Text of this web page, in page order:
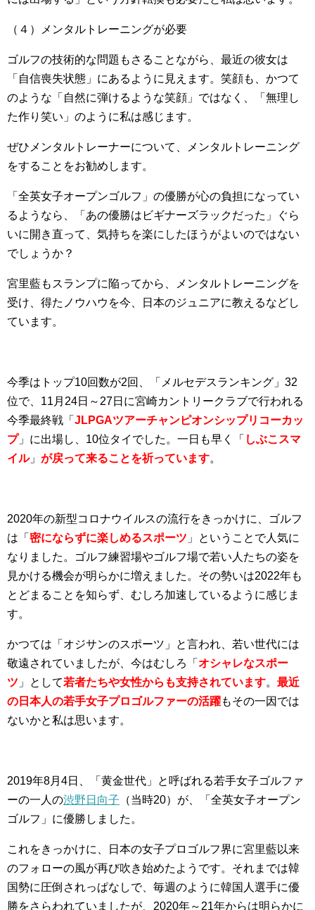
（４）メンタルトレーニングが必要
ゴルフの技術的な問題もさることながら、最近の彼女は
「自信喪失状態」にあるように見えます。笑顔も、かつて
のような「自然に弾けるような笑顔」ではなく、「無理し
た作り笑い」のように私は感じます。
ぜひメンタルトレーナーについて、メンタルトレーニング
をすることをお勧めします。
「全英女子オープンゴルフ」の優勝が心の負担になってい
るようなら、「あの優勝はビギナーズラックだった」ぐら
いに開き直って、気持ちを楽にしたほうがよいのではない
でしょうか？
宮里藍もスランプに陥ってから、メンタルトレーニングを
受け、得たノウハウを今、日本のジュニアに教えるなどし
ています。
今季はトップ10回数が2回、「メルセデスランキング」32
位で、11月24日～27日に宮崎カントリークラブで行われる
今季最終戦「 JLPGAツアーチャンピオンシップリコーカッ
プ」に出場し、10位タイでした。一日も早く「 しぶこスマ
イル」 が戻って来ることを祈っています。
2020年の新型コロナウイルスの流行をきっかけに、ゴルフ
は「 密にならずに楽しめるスポーツ 」ということで人気に
なりました。ゴルフ練習場やゴルフ場で若い人たちの姿を
見かける機会が明らかに増えました。その勢いは2022年も
とどまることを知らず、むしろ加速しているように感じま
す。
かつては「オジサンのスポーツ」と言われ、若い世代には
敬遠されていましたが、今はむしろ「 オシャレなスポー
ツ 」として若者たちや女性からも支持されています。 最近
の 日本人の若手女子プロゴルファーの活躍もその一因では
ないかと私は思います。
2019年8月4日、「黄金世代」と呼ばれる若手女子ゴルファ
ーの一人の渋野日向子 （当時20）が、「全英女子オープン
ゴルフ」に優勝しました。
これをきっかけに、日本の女子プロゴルフ界に宮里藍以来
のフォローの風が再び吹き始めたようです。それまでは韓
国勢に圧倒されっぱなしで、毎週のように韓国人選手に優
勝をさらわれていましたが、2020年～21年からは明らかに